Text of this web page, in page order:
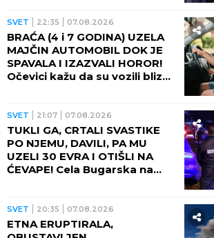
STIŽE PETI TOPLOTNI TALAS!
Narod u panici, od danas na
snazi novi ŽUTI METEO ALARM
POTPUNA KATASTROFA:
Bunari presušili, Dunav na
istorijskom minimumu
DOBRO SE ZATRESLO! Jak
zemljotres pogodio Aljasku!